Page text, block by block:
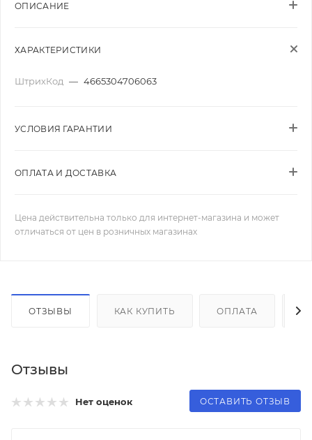
ОПИСАНИЕ
ХАРАКТЕРИСТИКИ
ШтрихКод — 4665304706063
УСЛОВИЯ ГАРАНТИИ
ОПЛАТА И ДОСТАВКА
Цена действительна только для интернет-магазина и может
отличаться от цен в розничных магазинах
ОТЗЫВЫ КАК КУПИТЬ ОПЛАТА
Отзывы
Нет оценок ОСТАВИТЬ ОТЗЫВ